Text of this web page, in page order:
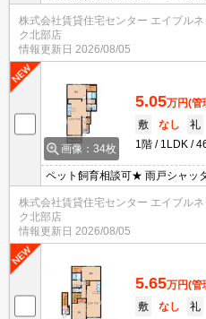
交渉は、賃貸住宅センターまで
株式会社賃貸住宅センター エイブルネ
ク北部店
情報更新日 2026/08/05
画像：34枚
5.05万円(管
敷
なし 礼
1階
1LDK
ペット飼育相談可★ 雨戸シャッ
は、賃貸住宅センターまで！！
株式会社賃貸住宅センター エイブルネ
ク北部店
情報更新日 2026/08/05
5.65万円(管
敷
なし 礼